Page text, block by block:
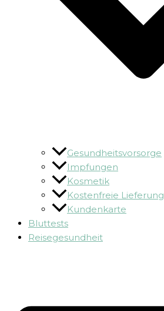
Gesundheitsvorsorge
Impfungen
Kosmetik
Kostenfreie Lieferung
Kundenkarte
Bluttests
Reisegesundheit